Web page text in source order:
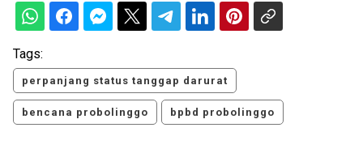
Tags:
perpanjang status tanggap darurat
bencana probolinggo bpbd probolinggo